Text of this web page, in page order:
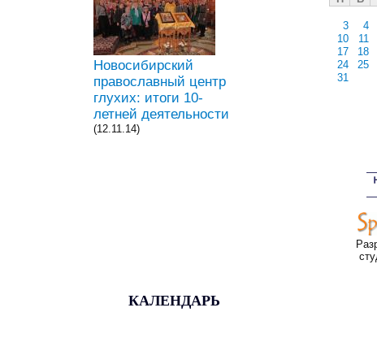
Новосибирский
православный центр
глухих: итоги 10-
летней деятельности
(12.11.14)
3
4
10
11
17
18
24
25
31
КАЛЕНДАРЬ